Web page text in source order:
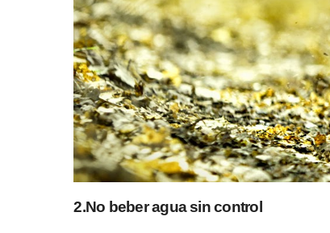
2.No beber agua sin control